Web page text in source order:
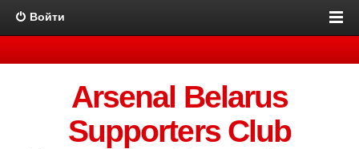
Войти
Arsenal Belarus
Supporters Club